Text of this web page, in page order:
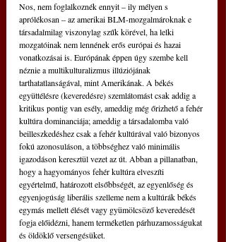
Nos, nem foglalkoznék ennyit – ily mélyen s
aprólékosan – az amerikai BLM-mozgalmároknak e
társadalmilag viszonylag szűk körével, ha lelki
mozgatóinak nem lennének erős európai és hazai
vonatkozásai is. Európának éppen úgy szembe kell
néznie a multikulturalizmus illúziójának
tarthatatlanságával, mint Amerikának. A békés
együttélésre (keveredésre) szemlátomást csak addig a
kritikus pontig van esély, ameddig még őrizhető a fehér
kultúra dominanciája; ameddig a társadalomba való
beilleszkedéshez csak a fehér kultúrával való bizonyos
fokú azonosuláson, a többséghez való minimális
igazodáson keresztül vezet az út. Abban a pillanatban,
hogy a hagyományos fehér kultúra elveszíti
egyértelmű, határozott elsőbbségét, az egyenlőség és
egyenjogúság liberális szelleme nem a kultúrák békés
egymás mellett élését vagy gyümölcsöző keveredését
fogja előidézni, hanem terméketlen párhuzamosságukat
és öldöklő versengésüket.